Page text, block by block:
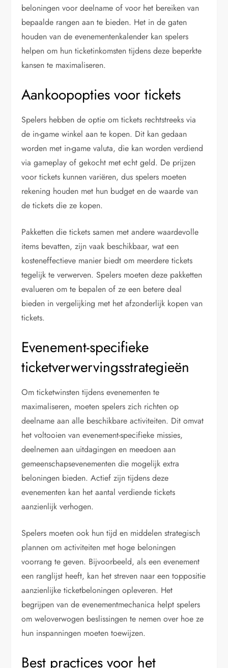
beloningen voor deelname of voor het bereiken van
bepaalde rangen aan te bieden. Het in de gaten
houden van de evenementenkalender kan spelers
helpen om hun ticketinkomsten tijdens deze beperkte
kansen te maximaliseren.
Aankoopopties voor tickets
Spelers hebben de optie om tickets rechtstreeks via
de in-game winkel aan te kopen. Dit kan gedaan
worden met in-game valuta, die kan worden verdiend
via gameplay of gekocht met echt geld. De prijzen
voor tickets kunnen variëren, dus spelers moeten
rekening houden met hun budget en de waarde van
de tickets die ze kopen.
Pakketten die tickets samen met andere waardevolle
items bevatten, zijn vaak beschikbaar, wat een
kosteneffectieve manier biedt om meerdere tickets
tegelijk te verwerven. Spelers moeten deze pakketten
evalueren om te bepalen of ze een betere deal
bieden in vergelijking met het afzonderlijk kopen van
tickets.
Evenement-specifieke
ticketverwervingsstrategieën
Om ticketwinsten tijdens evenementen te
maximaliseren, moeten spelers zich richten op
deelname aan alle beschikbare activiteiten. Dit omvat
het voltooien van evenement-specifieke missies,
deelnemen aan uitdagingen en meedoen aan
gemeenschapsevenementen die mogelijk extra
beloningen bieden. Actief zijn tijdens deze
evenementen kan het aantal verdiende tickets
aanzienlijk verhogen.
Spelers moeten ook hun tijd en middelen strategisch
plannen om activiteiten met hoge beloningen
voorrang te geven. Bijvoorbeeld, als een evenement
een ranglijst heeft, kan het streven naar een toppositie
aanzienlijke ticketbeloningen opleveren. Het
begrijpen van de evenementmechanica helpt spelers
om weloverwogen beslissingen te nemen over hoe ze
hun inspanningen moeten toewijzen.
Best practices voor het